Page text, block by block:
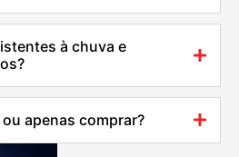
à chuva e
apenas comprar?